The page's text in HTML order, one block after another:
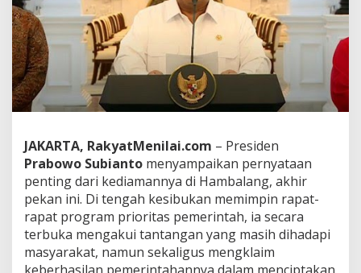
i
e
m
r
i
t
a
a
n
n
y
a
S
JAKARTA, RakyatMenilai.com – Presiden
Prabowo Subianto menyampaikan pernyataan
penting dari kediamannya di Hambalang, akhir
pekan ini. Di tengah kesibukan memimpin rapat-
rapat program prioritas pemerintah, ia secara
terbuka mengakui tantangan yang masih dihadapi
masyarakat, namun sekaligus mengklaim